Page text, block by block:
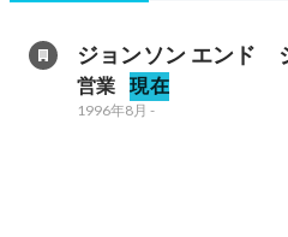
ジョンソン エンド　
営業 現在
1996年8月 -